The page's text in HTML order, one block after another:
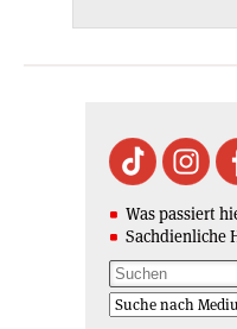
Was passiert
Sachdienliche